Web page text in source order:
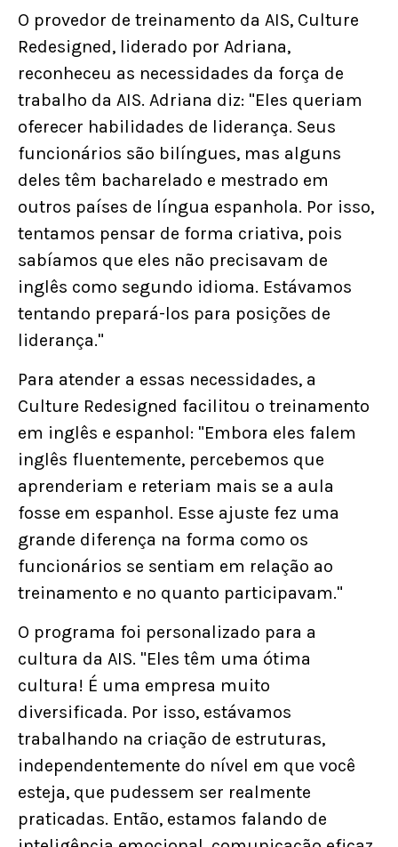
O provedor de treinamento da AIS, Culture
Redesigned, liderado por Adriana,
reconheceu as necessidades da força de
trabalho da AIS. Adriana diz: "Eles queriam
oferecer habilidades de liderança. Seus
funcionários são bilíngues, mas alguns
deles têm bacharelado e mestrado em
outros países de língua espanhola. Por isso,
tentamos pensar de forma criativa, pois
sabíamos que eles não precisavam de
inglês como segundo idioma. Estávamos
tentando prepará-los para posições de
liderança."
Para atender a essas necessidades, a
Culture Redesigned facilitou o treinamento
em inglês e espanhol: "Embora eles falem
inglês fluentemente, percebemos que
aprenderiam e reteriam mais se a aula
fosse em espanhol. Esse ajuste fez uma
grande diferença na forma como os
funcionários se sentiam em relação ao
treinamento e no quanto participavam."
O programa foi personalizado para a
cultura da AIS. "Eles têm uma ótima
cultura! É uma empresa muito
diversificada. Por isso, estávamos
trabalhando na criação de estruturas,
independentemente do nível em que você
esteja, que pudessem ser realmente
praticadas. Então, estamos falando de